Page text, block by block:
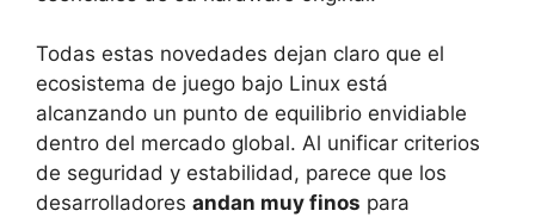
Todas estas novedades dejan claro que el
ecosistema de juego bajo Linux está
alcanzando un punto de equilibrio envidiable
dentro del mercado global. Al unificar criterios
de seguridad y estabilidad, parece que los
desarrolladores andan muy finos para